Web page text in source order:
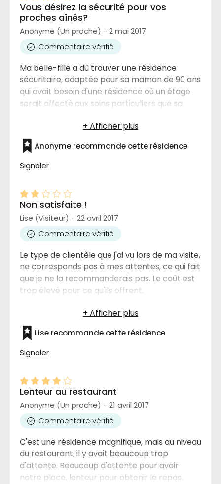
Vous désirez la sécurité pour vos
proches aînés?
Anonyme (Un proche) - 2 mai 2017
Commentaire vérifié
Ma belle-fille a dû trouver une résidence
sécuritaire, adaptée pour sa maman de 90 ans
qui avait besoin d'une résidence où un étage
serait affecté aux soins particuliers que sa
hospitalisation après un AVC grave et un
infarctus. C'est chez ELOGIA, qu'elle l'a trouvée.
Comme personne proche, de cette personne,
je peux vous affirmer que tous les soins, toutes
ans. Ce n'est pas seulement la résidente,
Madame Thérèse, qui se sent " protégée " mais
aussi nous, sa famille immédiate.
Anonyme recommande cette résidence
Signaler
Non satisfaite !
Lise (Visiteur) - 22 avril 2017
Commentaire vérifié
Le type de clientèle que j'ai vu lors de ma visite,
ne corresponds pas à mes attentes, ce qui fait
que je ne la recommanderais pas. Le coût est
trop élevé pour ce qu'ils offrent.
Lise recommande cette résidence
Signaler
Lenteur au restaurant
Anonyme (Un proche) - 21 avril 2017
Commentaire vérifié
C'est une résidence magnifique, mais au niveau
du restaurant, il y avait beaucoup trop
d'attente. Beaucoup d'attente pour avoir
notre place, lenteur pour obtenir le repas.